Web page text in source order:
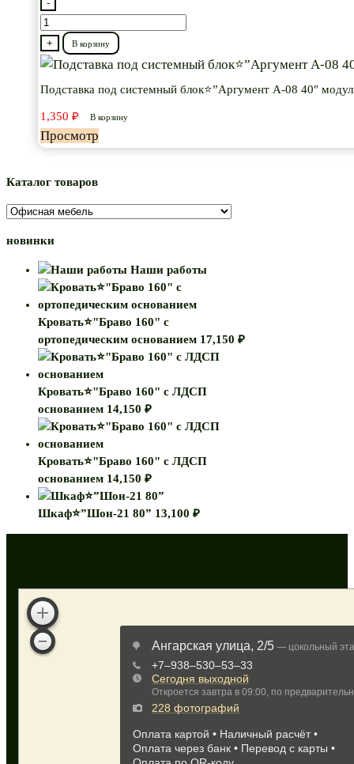
-
Количество
товара
Подставка
системный
блок⭐”Аргумент
А-08
модульная
+ В корзину
Подставка под системный блок⭐”Аргумент А-08 40″
1,350 ₽ В корзину
Просмотр
Каталог товаров
новинки
Наши работы
Кровать⭐"Браво 160" с
ортопедическим основанием 17,150 ₽
Кровать⭐"Браво 160" с ЛДСП
основанием 14,150 ₽
Кровать⭐"Браво 160" с ЛДСП
основанием 14,150 ₽
Шкаф⭐”Шон-21 80” 13,100 ₽